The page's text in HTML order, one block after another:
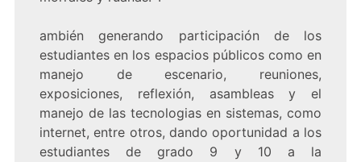
ambién generando participación de los
estudiantes en los espacios públicos como en
manejo de escenario, reuniones,
exposiciones, reflexión, asambleas y el
manejo de las tecnologias en sistemas, como
internet, entre otros, dando oportunidad a los
estudiantes de grado 9 y 10 a la